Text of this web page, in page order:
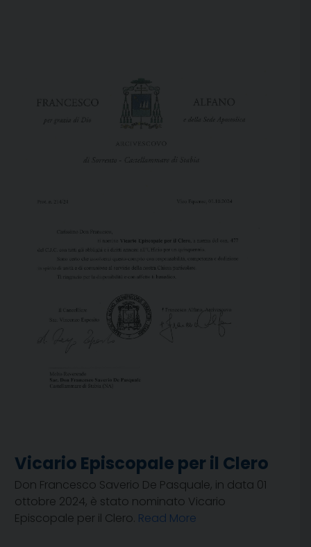
Vicario Episcopale per il Clero
Don Francesco Saverio De Pasquale, in data 01
ottobre 2024, è stato nominato Vicario
Episcopale per il Clero. Read More